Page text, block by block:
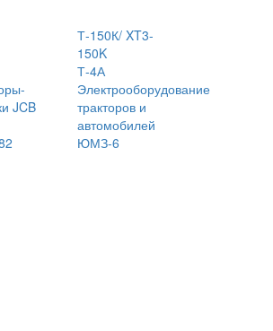
Т-150К/ XT3-
150K
Т-4А
JCB
Электрооборудование
тракторов и
автомобилей
ЮМЗ-6